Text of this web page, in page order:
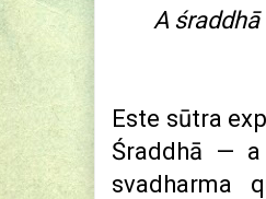
A
Este sūtra
Śraddhā —
svadharma